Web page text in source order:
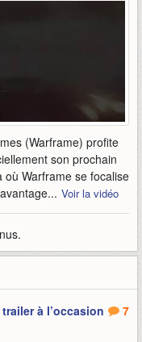
(Warframe) profite
son prochain
Warframe se focalise
Voir la vidéo
7
à l’occasion